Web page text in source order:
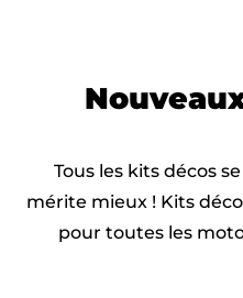
Tous les kits décos
mérite mieux ! Kits
pour toutes les